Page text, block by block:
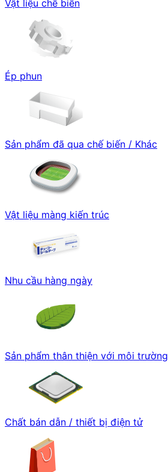
Vật liệu chế biến
Ép phun
Sản phẩm đã qua chế biến / Khác
Vật liệu màng kiến trúc
Nhu cầu hàng ngày
Sản phẩm thân thiện với môi trường
Chất bán dẫn / thiết bị điện tử